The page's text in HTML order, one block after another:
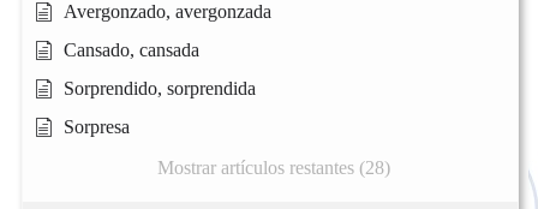
Avergonzado, avergonzada
Cansado, cansada
Sorprendido, sorprendida
Sorpresa
Mostrar artículos restantes (28)